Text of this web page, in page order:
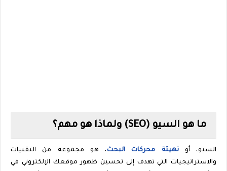
ما هو السيو (SEO) ولماذا هو مهم؟
السيو، أوتهيئة محركات البحث، هو مجموعة من التقنيات
والاستراتيجيات التي تهدف إلى تحسين ظهور موقعك الإلكتروني في